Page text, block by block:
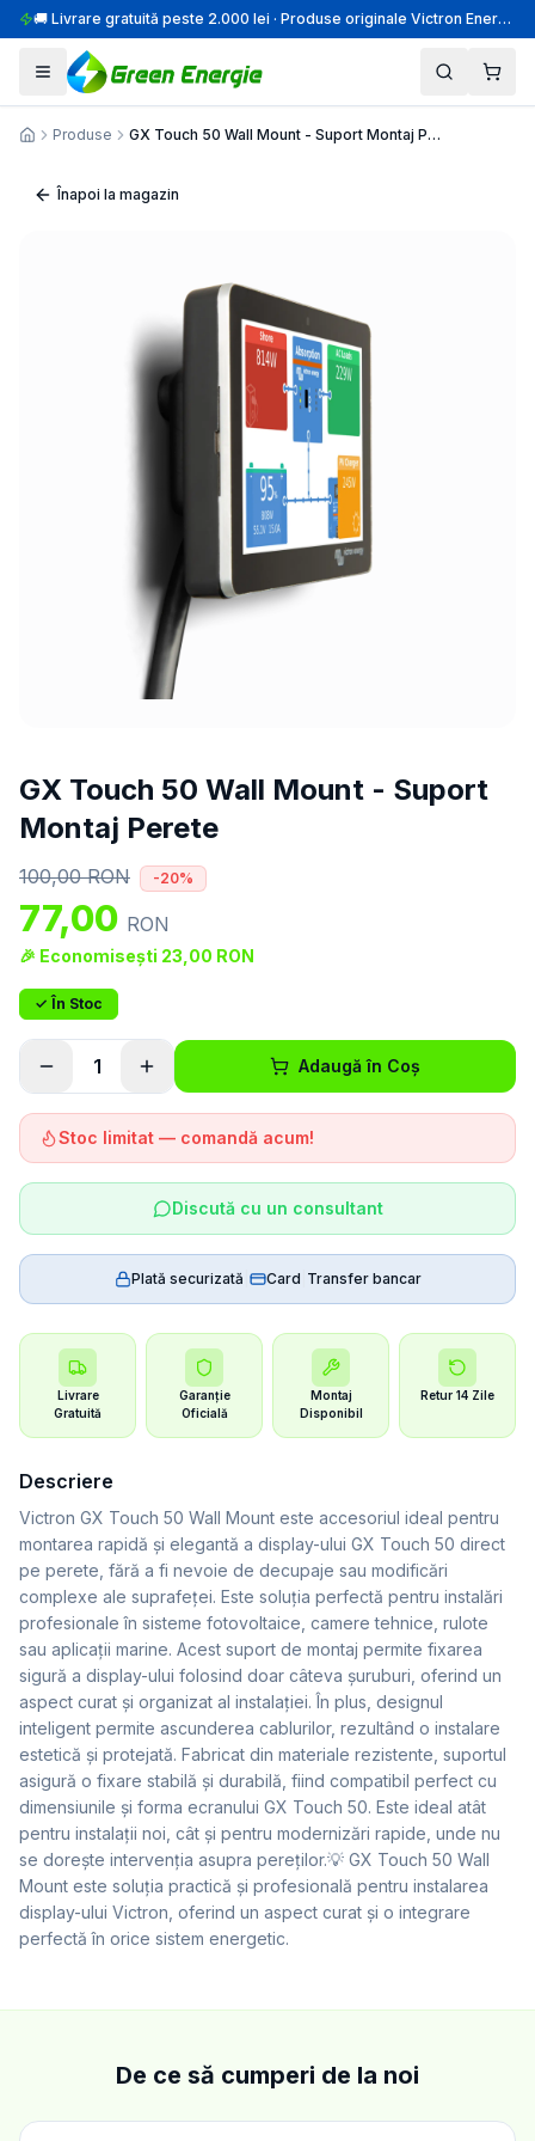
🚚 Livrare gratuită peste 2.000 lei · Produse originale Victron Energy · Montaj profesional
AcasăProduse GX Touch 50 Wall Mount - Suport Montaj Perete
Înapoi la magazin
GX Touch 50 Wall Mount - Suport
Montaj Perete
100,00RON -20%
77,00 RON
🎉 Economisești 23,00 RON
✓ În Stoc
1 Adaugă în Coș
Stoc limitat — comandă acum!
Discută cu un consultant
Plată securizată Card Transfer bancar
Livrare
Gratuită
Garanție
Oficială
Montaj
Disponibil
Retur 14 Zile
Descriere
Victron GX Touch 50 Wall Mount este accesoriul ideal pentru
montarea rapidă și elegantă a display-ului GX Touch 50 direct
pe perete, fără a fi nevoie de decupaje sau modificări
complexe ale suprafeței. Este soluția perfectă pentru instalări
profesionale în sisteme fotovoltaice, camere tehnice, rulote
sau aplicații marine. Acest suport de montaj permite fixarea
sigură a display-ului folosind doar câteva șuruburi, oferind un
aspect curat și organizat al instalației. În plus, designul
inteligent permite ascunderea cablurilor, rezultând o instalare
estetică și protejată. Fabricat din materiale rezistente, suportul
asigură o fixare stabilă și durabilă, fiind compatibil perfect cu
dimensiunile și forma ecranului GX Touch 50. Este ideal atât
pentru instalații noi, cât și pentru modernizări rapide, unde nu
se dorește intervenția asupra pereților.💡 GX Touch 50 Wall
Mount este soluția practică și profesională pentru instalarea
display-ului Victron, oferind un aspect curat și o integrare
perfectă în orice sistem energetic.
De ce să cumperi de la noi